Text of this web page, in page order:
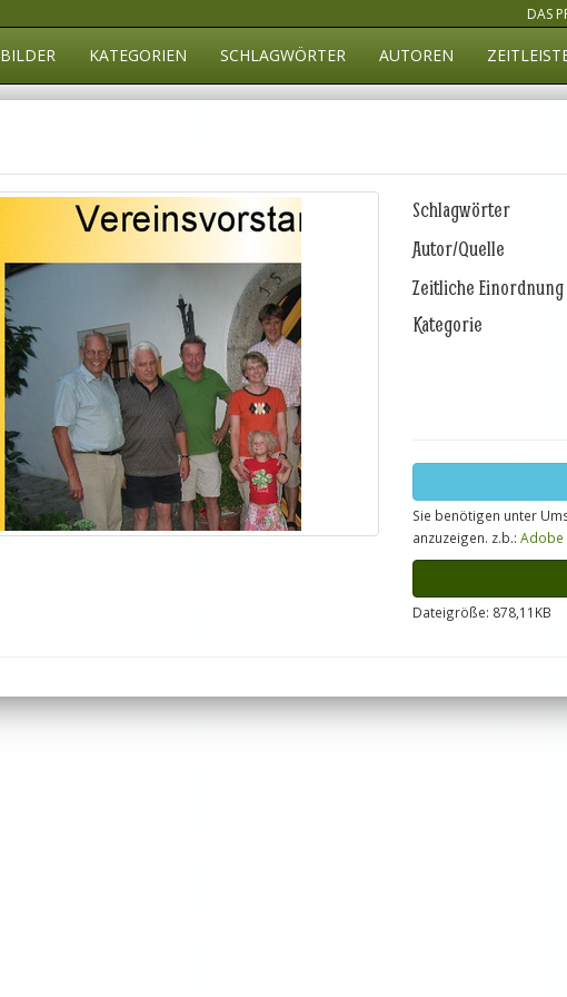
DAS
BILDER KATEGORIEN SCHLAGWÖRTER AUTOREN
Schlagwörter
Autor/Quelle
Zeitliche Einordnung
Kategorie
Sie benötigen unter
anzuzeigen. z.b.: Adobe
Dateigröße: 878,11KB